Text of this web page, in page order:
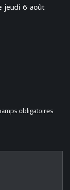
jeudi 6 août
obligatoires